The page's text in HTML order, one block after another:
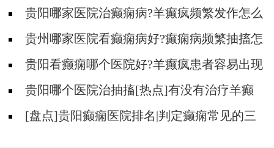
贵阳哪家医院治癫痫病?羊癫疯频繁发作怎么
治疗?贵州哪家医院看癫痫病好?癫痫病频繁抽搐怎
么治疗?
贵阳看癫痫哪个医院好?羊癫疯患者容易出现
哪些不好的情绪?
贵阳哪个医院治抽搐[热点]有没有治疗羊癫
疯病的偏方呢？
[盘点]贵阳癫痫医院排名|判定癫痫常见的三